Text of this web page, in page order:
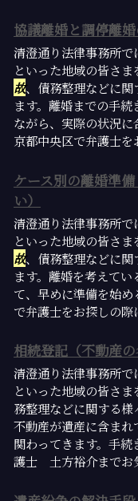
協議離婚と調停離
清澄通り法律事務所
といった地域の皆さま
故、債務整理などに関
ます。離婚までの手
ながら、実際の状況
京都中央区で弁護士
ケース別の離婚準
い）
清澄通り法律事務所
といった地域の皆さま
故、債務整理などに関
ます。離婚を考えて
て、早めに準備を始
で弁護士をお探しの
相続登記（不動産
清澄通り法律事務所
といった地域の皆さま
務整理などに関する様
不動産が遺産に含ま
関わってきます。手
護士 土方裕介までお